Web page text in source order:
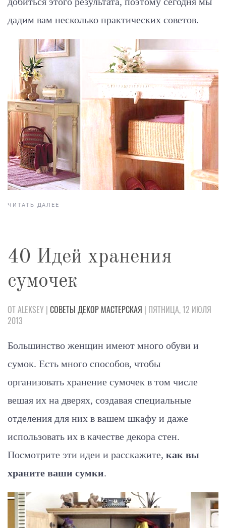
дадим вам несколько практических советов.
ЧИТАТЬ ДАЛЕЕ
40 Идей хранения
сумочек
ОТ ALEKSEY | СОВЕТЫ ДЕКОР МАСТЕРСКАЯ | ПЯТНИЦА, 12 ИЮЛЯ
2013
Большинство женщин имеют много обуви и
сумок. Есть много способов, чтобы
организовать хранение сумочек в том числе
вешая их на дверях, создавая специальные
отделения для них в вашем шкафу и даже
использовать их в качестве декора стен.
Посмотрите эти идеи и расскажите, как вы
храните ваши сумки.